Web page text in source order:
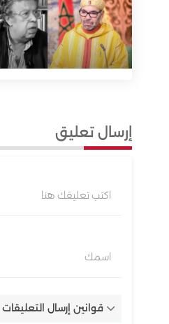
إرسال تعليق
اكتب تعليقك هنا
اسمك
قوانين إرسال التعليقات